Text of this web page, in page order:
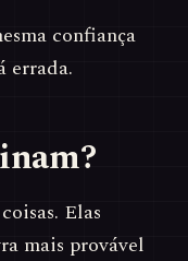
confiança
errada.
Elas
mais provável